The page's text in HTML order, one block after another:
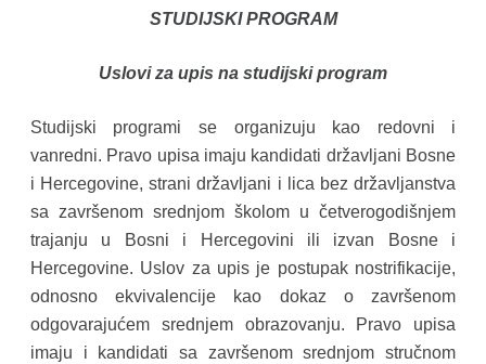
STUDIJSKI PROGRAM
Uslovi za upis na studijski program
Studijski programi se organizuju kao redovni i
vanredni. Pravo upisa imaju kandidati državljani Bosne
i Hercegovine, strani državljani i lica bez državljanstva
sa završenom srednjom školom u četverogodišnjem
trajanju u Bosni i Hercegovini ili izvan Bosne i
Hercegovine. Uslov za upis je postupak nostrifikacije,
odnosno ekvivalencije kao dokaz o završenom
odgovarajućem srednjem obrazovanju. Pravo upisa
imaju i kandidati sa završenom srednjom stručnom